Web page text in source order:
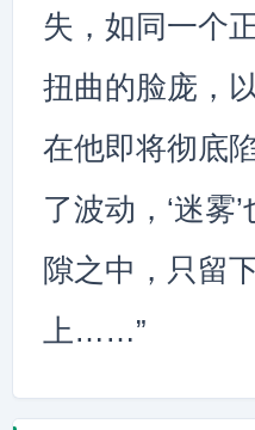
失，如同一个
扭曲的脸庞，
在他即将彻底
了波动，‘迷雾
隙之中，只留
上……”